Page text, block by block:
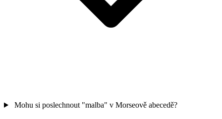
Mohu si poslechnout "malba" v Morseově abecedě?